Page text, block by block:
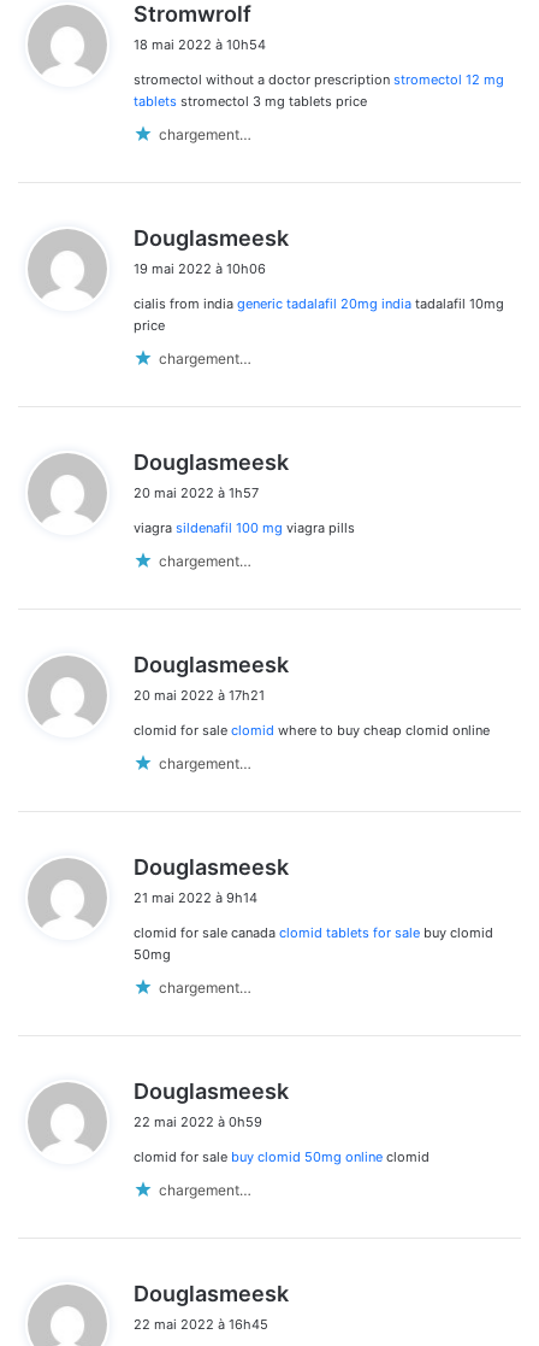
Stromwrolf
t
:
18 mai 2022 à 10h54
stromectol without a doctor prescription stromectol 12 mg
tablets stromectol 3 mg tablets price
chargement…
Douglasmeesk
19 mai 2022 à 10h06
cialis from india generic tadalafil 20mg india tadalafil 10mg
price
chargement…
Douglasmeesk
20 mai 2022 à 1h57
viagra sildenafil 100 mg viagra pills
chargement…
Douglasmeesk
20 mai 2022 à 17h21
clomid for sale clomid where to buy cheap clomid online
chargement…
Douglasmeesk
21 mai 2022 à 9h14
clomid for sale canada clomid tablets for sale buy clomid
50mg
chargement…
Douglasmeesk
22 mai 2022 à 0h59
clomid for sale buy clomid 50mg online clomid
chargement…
Douglasmeesk
22 mai 2022 à 16h45